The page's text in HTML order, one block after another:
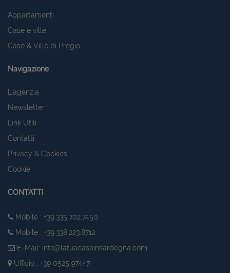
Appartamenti
Case e ville
Case & Ville di Pregio
Navigazione
L'agenzia
Newsletter
Link Utili
Contatti
Privacy & Cookies
Cookie
CONTATTI
Mobile : +39.335.702.7450
Mobile : +39.338.223.8712
E-Mail: info@latuacasainsardegna.com
Ufficio : +39 0525.97447